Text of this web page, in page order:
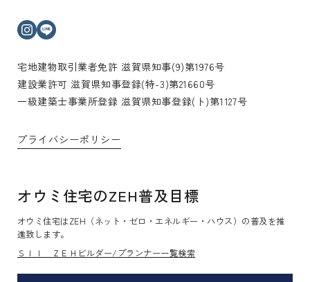
インスタグラム
宅地建物取引業者免許 滋賀県知事(9)第1976号
建設業許可 滋賀県知事登録(特-3)第21660号
一級建築士事業所登録 滋賀県知事登録(ト)第1127号
プライバシーポリシー
オウミ住宅のZEH普及目標
オウミ住宅はZEH（ネット・ゼロ・エネルギー・ハウス）の普及を推
進致します。
ＳＩＩ ＺＥＨビルダー/プランナー一覧検索